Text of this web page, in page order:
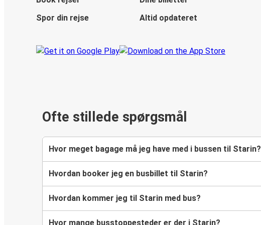
Spor din rejse
Altid opdateret
Ofte stillede spørgsmål
Hvor meget bagage må jeg have med i bussen til Starin?
Hvordan booker jeg en busbillet til Starin?
Hvordan kommer jeg til Starin med bus?
Hvor mange busstoppesteder er der i Starin?